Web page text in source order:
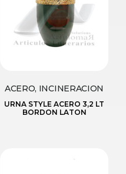
ACERO, INCINERACION
URNA STYLE ACERO 3,2 LT
BORDON LATON